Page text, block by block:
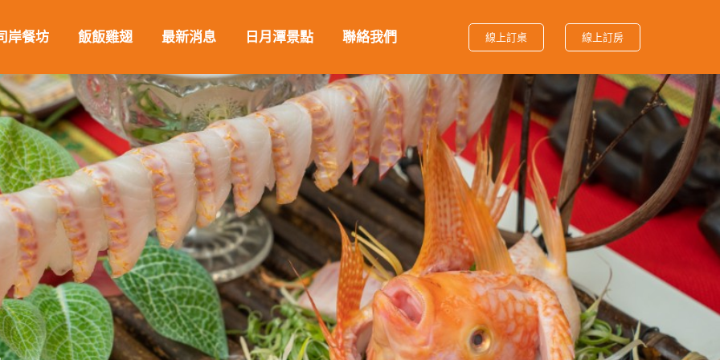
岸餐坊 飯飯雞翅 最新消息 日月潭景點 聯絡我們 線上訂桌 線上訂房